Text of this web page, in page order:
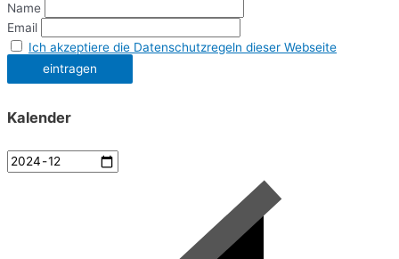
Name
Email
Ich akzeptiere die Datenschutzregeln dieser Webseite
Kalender